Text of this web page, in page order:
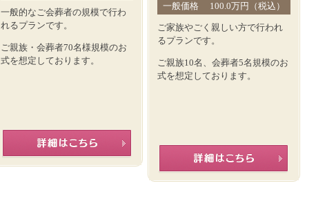
一般的なご会葬者の規模で行わ
れるプランです。
ご親族・会葬者70名様規模のお
式を想定しております。
一般価格 100.0万円（税込）
ご家族やごく親しい方で行われ
るプランです。
ご親族10名、会葬者5名規模のお
式を想定しております。